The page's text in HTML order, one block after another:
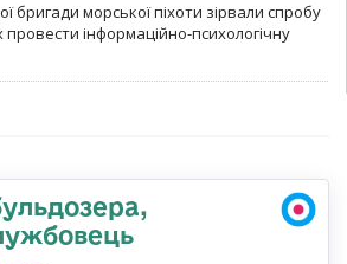
бригади морської піхоти зірвали спробу
провести інформаційно-психологічну